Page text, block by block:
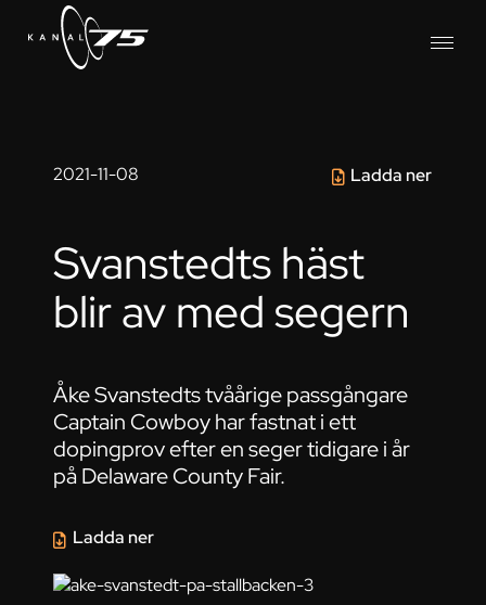
2021-11-08 Ladda ner
Svanstedts häst
blir av med segern
Åke Svanstedts tvåårige passgångare
Captain Cowboy har fastnat i ett
dopingprov efter en seger tidigare i år
på Delaware County Fair.
Ladda ner